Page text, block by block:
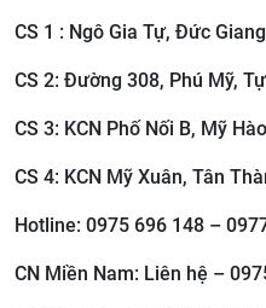
CS 1 : Ngô Gia Tự, Đức
CS 2: ​Đường 308, Phú Mỹ,
CS 3: ​KCN Phố Nối B, Mỹ
CS 4: KCN Mỹ Xuân, Tân
Hotline: 0975 696 148 –
CN Miền Nam: Liên hệ –